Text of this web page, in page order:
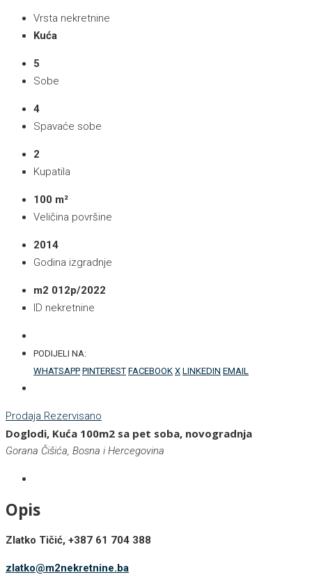
Vrsta nekretnine
Kuća
5
Sobe
4
Spavaće sobe
2
Kupatila
100 m²
Veličina površine
2014
Godina izgradnje
m2 012p/2022
ID nekretnine
PODIJELI NA:
WHATSAPP PINTEREST FACEBOOK X LINKEDIN EMAIL
Prodaja Rezervisano
Doglodi, Kuća 100m2 sa pet soba, novogradnja
Gorana Čišića, Bosna i Hercegovina
Opis
Zlatko Tičić, +387 61 704 388
zlatko@m2nekretnine.ba